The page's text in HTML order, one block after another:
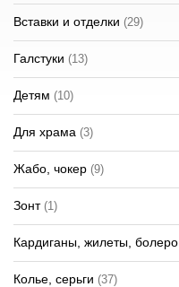
Вставки и отделки (29)
Галстуки (13)
Детям (10)
Для храма (3)
Жабо, чокер (9)
Зонт(1)
Кардиганы, жилеты, болеро
Колье, серьги (37)